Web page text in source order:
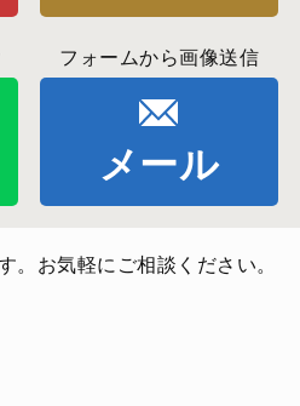
フォームから画像送信
メール
。お気軽にご相談ください。